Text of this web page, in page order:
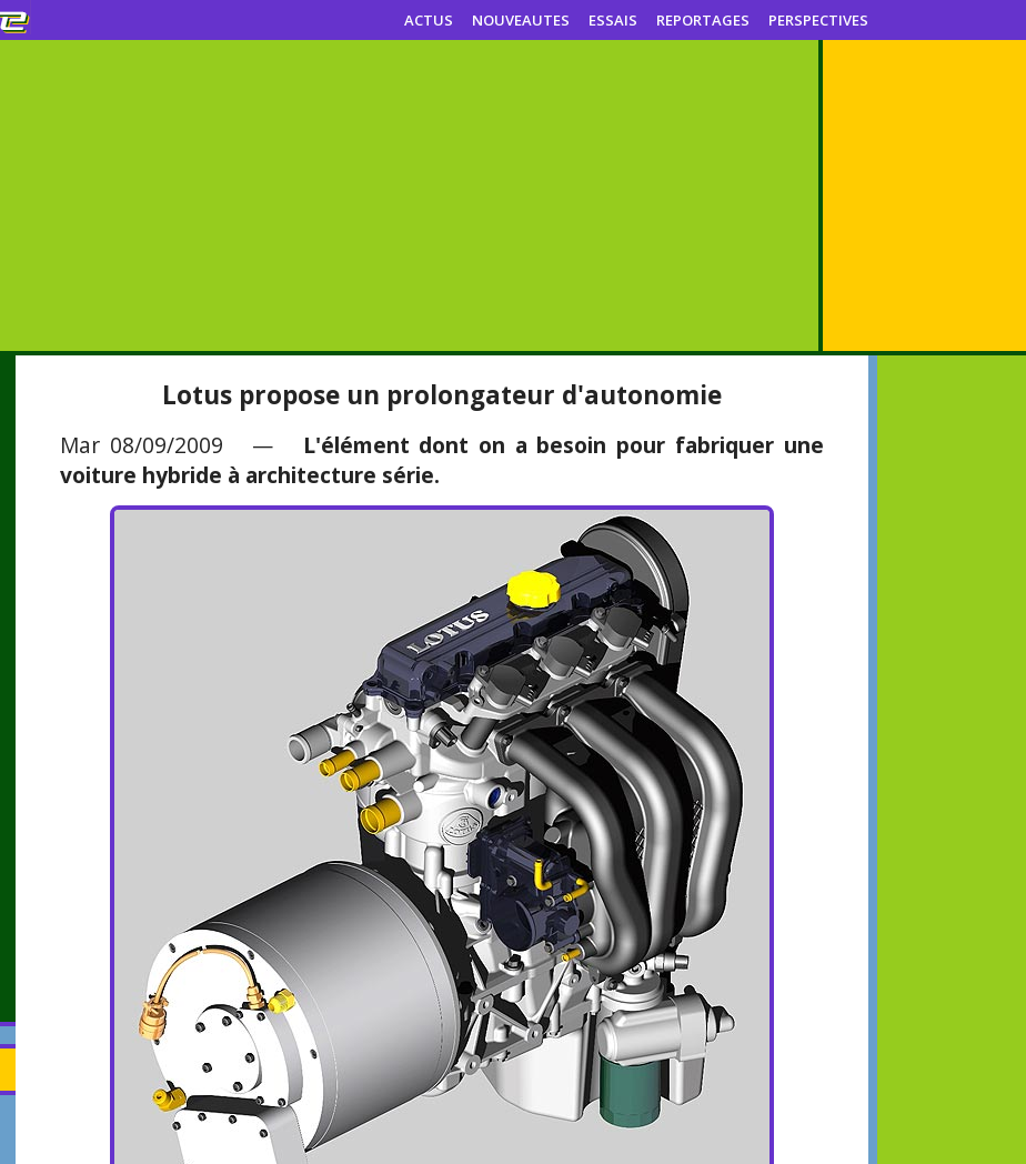
ACTUS NOUVEAUTES ESSAIS REPORTAGES PERSPECTIVES
Lotus propose un prolongateur d'autonomie
Mar 08/09/2009 — L'élément dont on a besoin pour fabriquer une
voiture hybride à architecture série.